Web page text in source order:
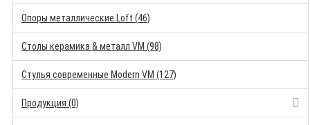
Опоры металлические Loft (46)
Столы керамика & металл VM (98)
Стулья современные Modern VM (127)
Продукция (0)